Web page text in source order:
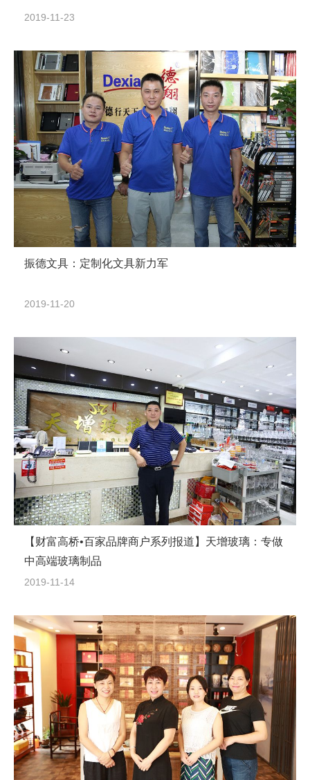
2019-11-23
振德文具：定制化文具新力军
2019-11-20
【财富高桥•百家品牌商户系列报道】天增玻璃：专做
中高端玻璃制品
2019-11-14